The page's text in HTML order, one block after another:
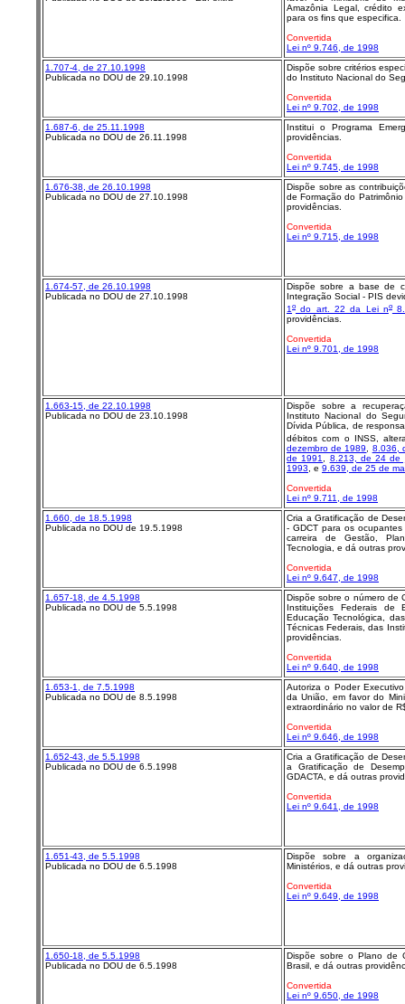
Amazônia Legal, crédito
para os fins que especifica.
Convertida
Lei nº 9.746, de 1998
1.707-4, de 27.10.1998
Publicada no DOU de 29.10.1998
Dispõe sobre critérios
do Instituto Nacional do
Convertida
Lei nº 9.702, de 1998
1.687-6, de 25.11.1998
Publicada no DOU de 26.11.1998
Institui o Programa
providências.
Convertida
Lei nº 9.745, de 1998
1.676-38, de 26.10.1998
Publicada no DOU de 27.10.1998
Dispõe sobre as
de Formação do
providências.
Convertida
Lei nº 9.715, de 1998
1.674-57, de 26.10.1998
Publicada no DOU de 27.10.1998
Dispõe sobre a base de
Integração Social - PIS
1o do art. 22 da Lei no
providências.
Convertida
Lei nº 9.701, de 1998
1.663-15, de 22.10.1998
Publicada no DOU de 23.10.1998
Dispõe sobre a
Instituto Nacional do
Dívida Pública, de
débitos com o INSS,
dezembro de 1989, 8.036,
de 1991, 8.213, de 24 de
1993, e 9.639, de 25 de
Convertida
Lei nº 9.711, de 1998
1.660, de 18.5.1998
Publicada no DOU de 19.5.1998
Cria a Gratificação de
- GDCT para os
carreira de Gestão,
Tecnologia, e dá outras
Convertida
Lei nº 9.647, de 1998
1.657-18, de 4.5.1998
Publicada no DOU de 5.5.1998
Dispõe sobre o número de
Instituições Federais de
Educação Tecnológica,
Técnicas Federais, das
providências.
Convertida
Lei nº 9.640, de 1998
1.653-1, de 7.5.1998
Publicada no DOU de 8.5.1998
Autoriza o Poder
da União, em favor do
extraordinário no valor de
Convertida
Lei nº 9.646, de 1998
1.652-43, de 5.5.1998
Publicada no DOU de 6.5.1998
Cria a Gratificação de
a Gratificação de
GDACTA, e dá outras
Convertida
Lei nº 9.641, de 1998
1.651-43, de 5.5.1998
Publicada no DOU de 6.5.1998
Dispõe sobre a
Ministérios, e dá outras
Convertida
Lei nº 9.649, de 1998
1.650-18, de 5.5.1998
Publicada no DOU de 6.5.1998
Dispõe sobre o Plano de
Brasil, e dá outras
Convertida
Lei nº 9.650, de 1998